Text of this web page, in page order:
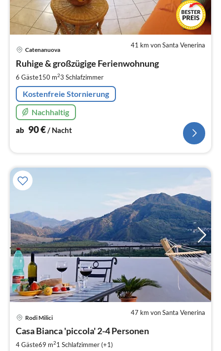
41 km von Santa Venerina
Catenanuova
Ruhige & großzügige Ferienwohnung
6 Gäste150 m23 Schlafzimmer
Kostenfreie Stornierung
Nachhaltig
ab 90€/ Nacht
47 km von Santa Venerina
Rodi Milici
Casa Bianca 'piccola' 2-4 Personen
4 Gäste69 m21 Schlafzimmer (+1)